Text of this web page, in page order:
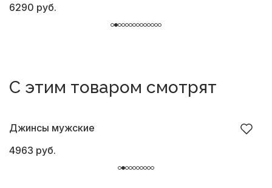
6290 руб.
С этим товаром смотрят
Джинсы мужские
4963 руб.